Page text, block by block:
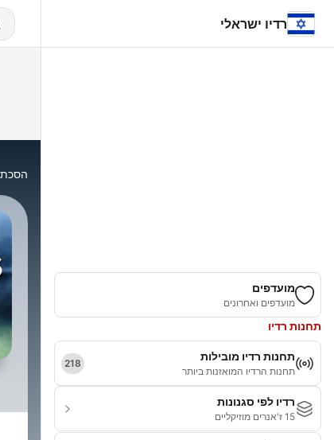
רדיו ישראלי
מועדפים
מועדפים ואחרונים
תחנות רדיו
תחנות רדיו מובילות
תחנות הרדיו המואזנות ביותר
218
רדיו לפי סגנונות
15 ז'אנרים מוזיקליים